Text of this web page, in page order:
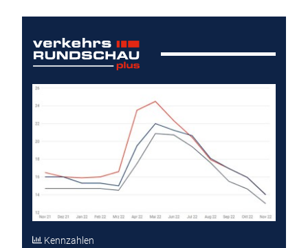
Kennzahlen